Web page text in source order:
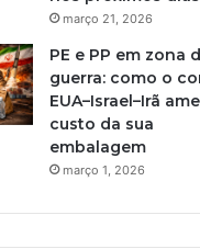
março 21, 2026
PE e PP em zona
guerra: como o
EUA–Israel–Irã
custo da sua
embalagem
março 1, 2026